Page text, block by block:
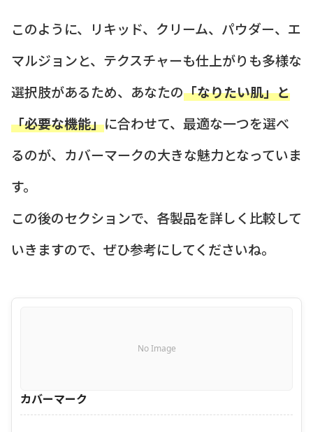
このように、リキッド、クリーム、パウダー、エ
マルジョンと、テクスチャーも仕上がりも多様な
選択肢があるため、あなたの「なりたい肌」と
「必要な機能」に合わせて、最適な一つを選べ
るのが、カバーマークの大きな魅力となっていま
す。
この後のセクションで、各製品を詳しく比較して
いきますので、ぜひ参考にしてくださいね。
No Image
カバーマーク